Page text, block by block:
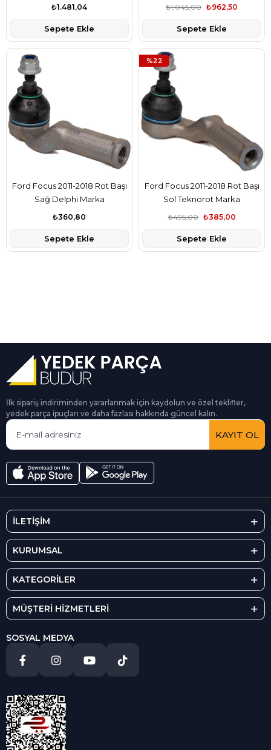
BV6C3C367BB
₺1.481,04
Sepete Ekle
₺962,50
₺1.045,00
Sepete Ekle
Ford Focus 2011-2018 Rot Başı
Sağ Delphi Marka
BV6C3C367BB
₺360,80
Sepete Ekle
Ford Focus 2011-2018 Rot Başı
Sol Teknorot Marka
BV6C3C367BB
₺385,00
₺495,00
Sepete Ekle
%22
İlk sipariş indiriminden yararlanmak için kaydolun ve özel teklifler,
yedek parça ipuçları ve daha fazlası hakkında güncel kalın.
KAYIT OL
İLETİŞİM
KURUMSAL
KATEGORİLER
MÜŞTERİ HİZMETLERİ
SOSYAL MEDYA